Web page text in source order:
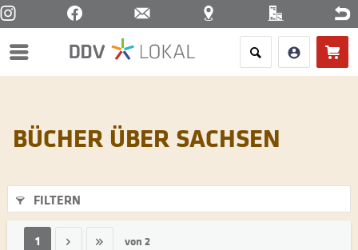
Menü
BÜCHER ÜBER SACHSEN
FILTERN
1 von 2